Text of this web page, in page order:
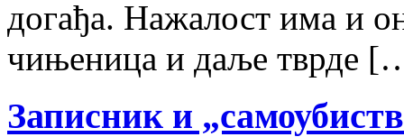
догађа. Нажалост има и
чињеница и даље тврде
Записник и